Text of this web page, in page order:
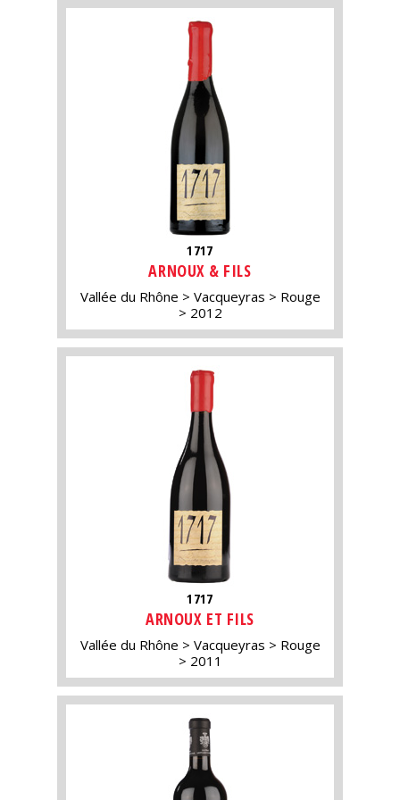
1717
ARNOUX & FILS
Vallée du Rhône Vacqueyras
Rouge
2012
1717
ARNOUX ET FILS
Vallée du Rhône Vacqueyras
Rouge
2011